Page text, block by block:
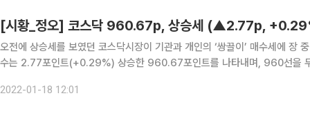
[시황_정오] 코스닥 960.67p, 상승세 (▲2.77p,
오전에 상승세를 보였던 코스닥시장이 기관과 개인의 ‘쌍끌이’ 매수세에 장 중반에도 상승 기
수는 2.77포인트(+0.29%) 상승한 960.67포인트를 나타내며, 960선을 두고 줄다리기를 벌이
2022-01-18 12:01